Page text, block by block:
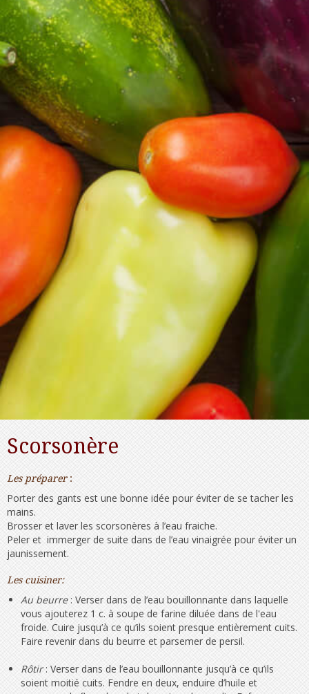
Scorsonère
Les préparer:
Porter des gants est une bonne idée pour éviter de se tacher les
mains.
Brosser et laver les scorsonères à l’eau fraiche.
Peler et immerger de suite dans de l’eau vinaigrée pour éviter un
jaunissement.
Les cuisiner:
Au beurre: Verser dans de l’eau bouillonnante dans laquelle
vous ajouterez 1 c. à soupe de farine diluée dans de l'eau
froide. Cuire jusqu’à ce qu’ils soient presque entièrement cuits.
Faire revenir dans du beurre et parsemer de persil.
Rôtir: Verser dans de l’eau bouillonnante jusqu’à ce qu’ils
soient moitié cuits. Fendre en deux, enduire d’huile et